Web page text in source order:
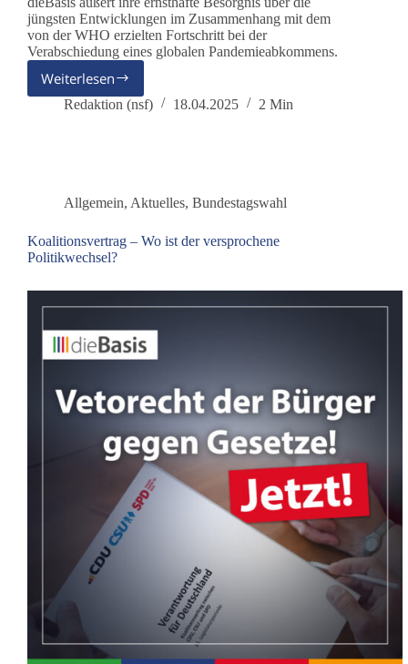
jüngsten Entwicklungen im Zusammenhang mit dem
von der WHO erzielten Fortschritt bei der
Verabschiedung eines globalen Pandemieabkommens.
Weiterlesen
WHO-
Pandemievertrag:
der
WHO!
Redaktion (nsf) 18.04.2025 2 Min
Allgemein, Aktuelles, Bundestagswahl
Koalitionsvertrag – Wo ist der versprochene
Politikwechsel?